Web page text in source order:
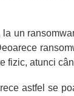
un
fizic, atunci
astfel se